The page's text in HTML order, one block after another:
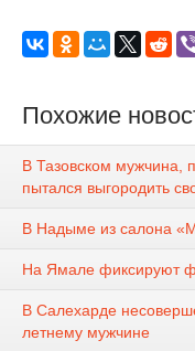
Похожие
В Тазовском мужчина,
пытался выгородить
В Надыме из салона
На Ямале фиксируют
В Салехарде
летнему мужчине